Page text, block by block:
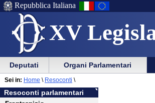
XV
Menu
di
ausilio
alla
Vai
Menu
di
navigazione
Repubblica Italiana
Menu
di
navigazione
principale
Vai
menu
di
sezione
Deputati Organi Parlamentari
Vai
al
contenuto
Resoconti parlamentari
Sei in: Home \ Resoconti \